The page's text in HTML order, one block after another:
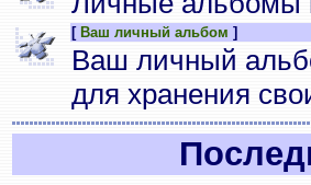
[ Ваш личный альбом ]
Ваш личный
для хранения